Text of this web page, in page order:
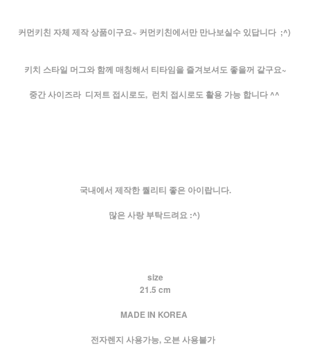
커먼키친 자체 제작 상품이구요~ 커먼키친에서만 만나보실수 있답니다 ;^)
키치 스타일 머그와 함께 매칭해서 티타임을 즐겨보셔도 좋을꺼 같구요~
중간 사이즈라 디저트 접시로도, 런치 접시로도 활용 가능 합니다 ^^
국내에서 제작한 퀄리티 좋은 아이랍니다.
많은 사랑 부탁드려요 :^)
size
21.5 cm
MADE IN KOREA
전자렌지 사용가능, 오븐 사용불가